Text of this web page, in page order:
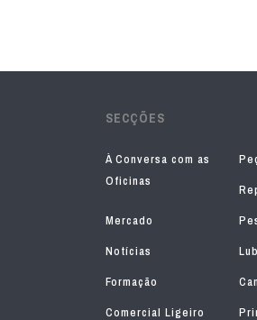
SECÇÕES
À Conversa com as
Oficinas
Mercado
Notícias
Formação
Comercial Ligeiro